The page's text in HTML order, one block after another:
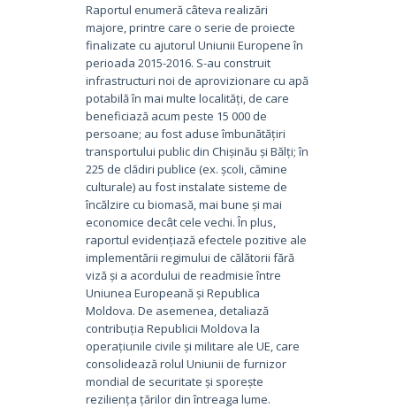
Raportul enumeră câteva realizări
majore, printre care o serie de proiecte
finalizate cu ajutorul Uniunii Europene în
perioada 2015-2016. S-au construit
infrastructuri noi de aprovizionare cu apă
potabilă în mai multe localități, de care
beneficiază acum peste 15 000 de
persoane; au fost aduse îmbunătățiri
transportului public din Chișinău și Bălți; în
225 de clădiri publice (ex. școli, cămine
culturale) au fost instalate sisteme de
încălzire cu biomasă, mai bune și mai
economice decât cele vechi. În plus,
raportul evidențiază efectele pozitive ale
implementării regimului de călătorii fără
viză și a acordului de readmisie între
Uniunea Europeană și Republica
Moldova. De asemenea, detaliază
contribuția Republicii Moldova la
operațiunile civile și militare ale UE, care
consolidează rolul Uniunii de furnizor
mondial de securitate și sporește
reziliența țărilor din întreaga lume.